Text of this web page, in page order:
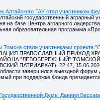
Алтайского ГАУ стал участником
государственный аграрный
на базе Центра аграрного
образовательная программа
Томска стали участниками проекта
ПРАВОСЛАВНЫЙ ПРИХОД
"ЛЕВОБЕРЕЖНЫЙ"
ПАТРИАРХАТ), 22:47,
завершился выездной форум
при поддержке Фонда
Думы Даниил